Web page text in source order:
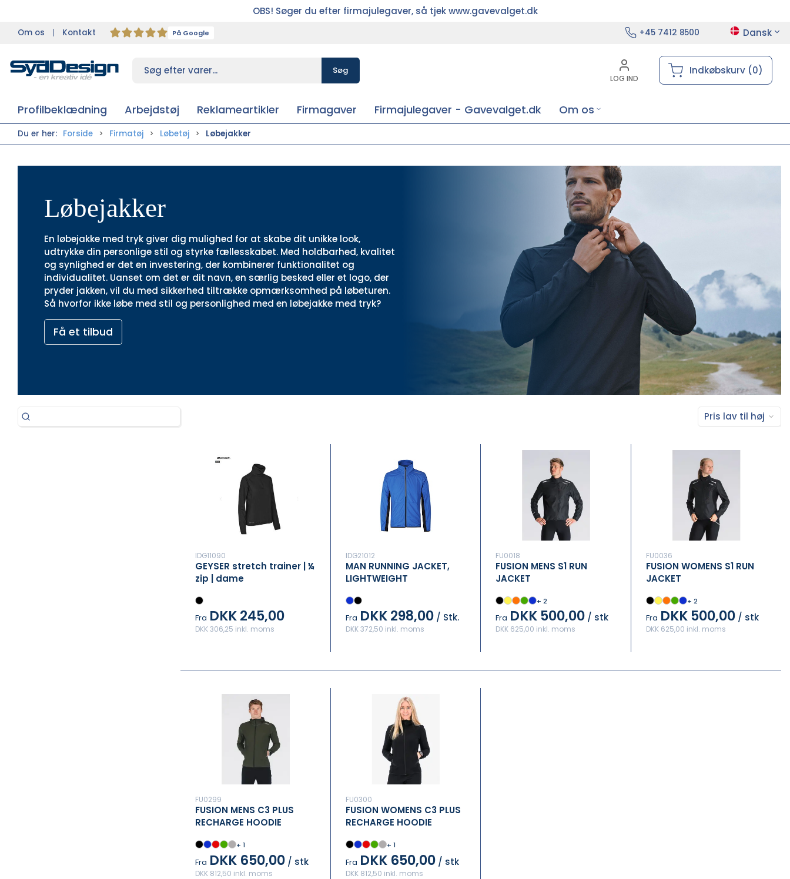
OBS! Søger du efter firmajulegaver, så tjek www.gavevalget.dk
Om os Kontakt På Google +45 7412 8500 Dansk
Søg
LOG IND
Indkøbskurv (0)
Profilbeklædning Arbejdstøj Reklameartikler Firmagaver Firmajulegaver - Gavevalget.dk Om os
Du er her: Forside Firmatøj Løbetøj Løbejakker
Løbejakker
En løbejakke med tryk giver dig mulighed for at skabe dit unikke look,
udtrykke din personlige stil og styrke fællesskabet. Med holdbarhed, kvalitet
og synlighed er det en investering, der kombinerer funktionalitet og
individualitet. Uanset om det er dit navn, en særlig besked eller et logo, der
pryder jakken, vil du med sikkerhed tiltrække opmærksomhed på løbeturen.
Så hvorfor ikke løbe med stil og personlighed med en løbejakke med tryk?
Få et tilbud
Pris lav til høj
IDG11090
GEYSER stretch trainer | ¼
zip | dame
Fra DKK 245,00
DKK 306,25 inkl. moms
IDG21012
MAN RUNNING JACKET,
LIGHTWEIGHT
Fra DKK 298,00 / Stk.
DKK 372,50 inkl. moms
FU0018
FUSION MENS S1 RUN
JACKET
+ 2
Fra DKK 500,00 / stk
DKK 625,00 inkl. moms
FU0036
FUSION WOMENS S1 RUN
JACKET
+ 2
Fra DKK 500,00 / stk
DKK 625,00 inkl. moms
FU0299
FUSION MENS C3 PLUS
RECHARGE HOODIE
+ 1
Fra DKK 650,00 / stk
DKK 812,50 inkl. moms
FU0300
FUSION WOMENS C3 PLUS
RECHARGE HOODIE
+ 1
Fra DKK 650,00 / stk
DKK 812,50 inkl. moms